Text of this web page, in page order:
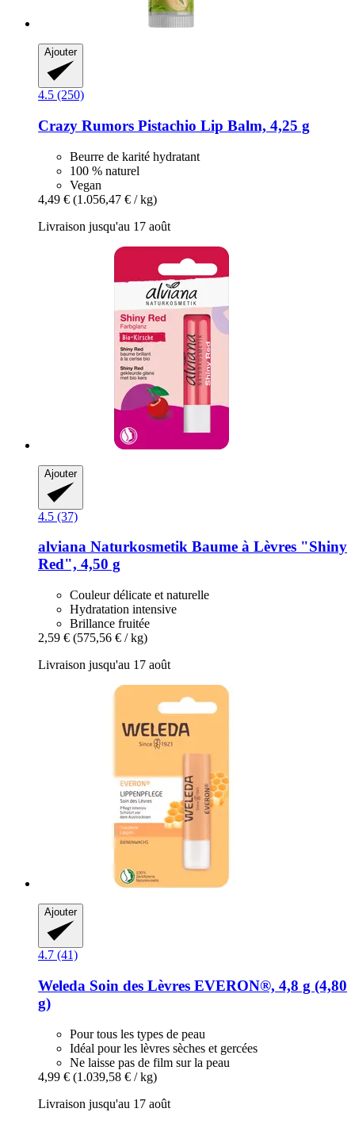
Ajouter
4.5 (250)
Crazy Rumors Pistachio Lip Balm, 4,25 g
Beurre de karité hydratant
100 % naturel
Vegan
4,49 € (1.056,47 € / kg)
Livraison jusqu'au 17 août
Ajouter
4.5 (37)
alviana Naturkosmetik Baume à Lèvres "Shiny
Red", 4,50 g
Couleur délicate et naturelle
Hydratation intensive
Brillance fruitée
2,59 € (575,56 € / kg)
Livraison jusqu'au 17 août
Ajouter
4.7 (41)
Weleda Soin des Lèvres EVERON®, 4,8 g (4,80
g)
Pour tous les types de peau
Idéal pour les lèvres sèches et gercées
Ne laisse pas de film sur la peau
4,99 € (1.039,58 € / kg)
Livraison jusqu'au 17 août